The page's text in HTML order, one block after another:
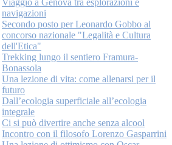
Viaggio a Genova tra esplorazioni e
navigazioni
Secondo posto per Leonardo Gobbo al
concorso nazionale "Legalità e Cultura
dell'Etica"
Trekking lungo il sentiero Framura-
Bonassola
Una lezione di vita: come allenarsi per il
futuro
Dall’ecologia superficiale all’ecologia
integrale
Ci si può divertire anche senza alcool
Incontro con il filosofo Lorenzo Gasparrini